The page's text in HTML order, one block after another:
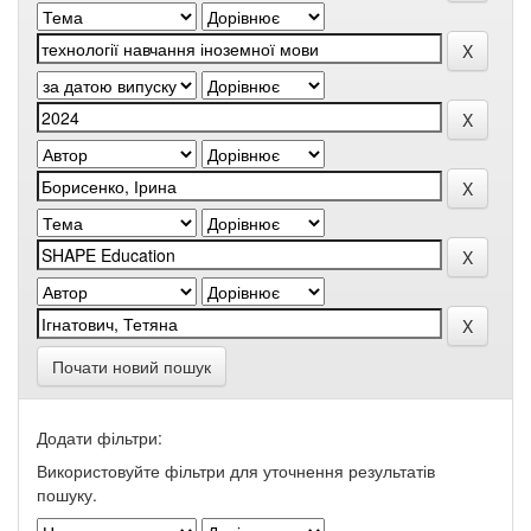
Почати новий пошук
Додати фільтри:
Використовуйте фільтри для уточнення результатів
пошуку.